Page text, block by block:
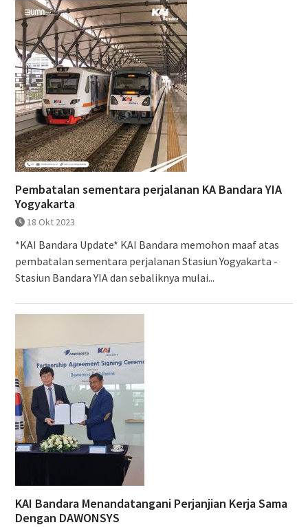
Pembatalan sementara perjalanan KA Bandara YIA
Yogyakarta
18 Okt 2023
*KAI Bandara Update* KAI Bandara memohon maaf atas
pembatalan sementara perjalanan Stasiun Yogyakarta -
Stasiun Bandara YIA dan sebaliknya mulai...
KAI Bandara Menandatangani Perjanjian Kerja Sama
Dengan DAWONSYS